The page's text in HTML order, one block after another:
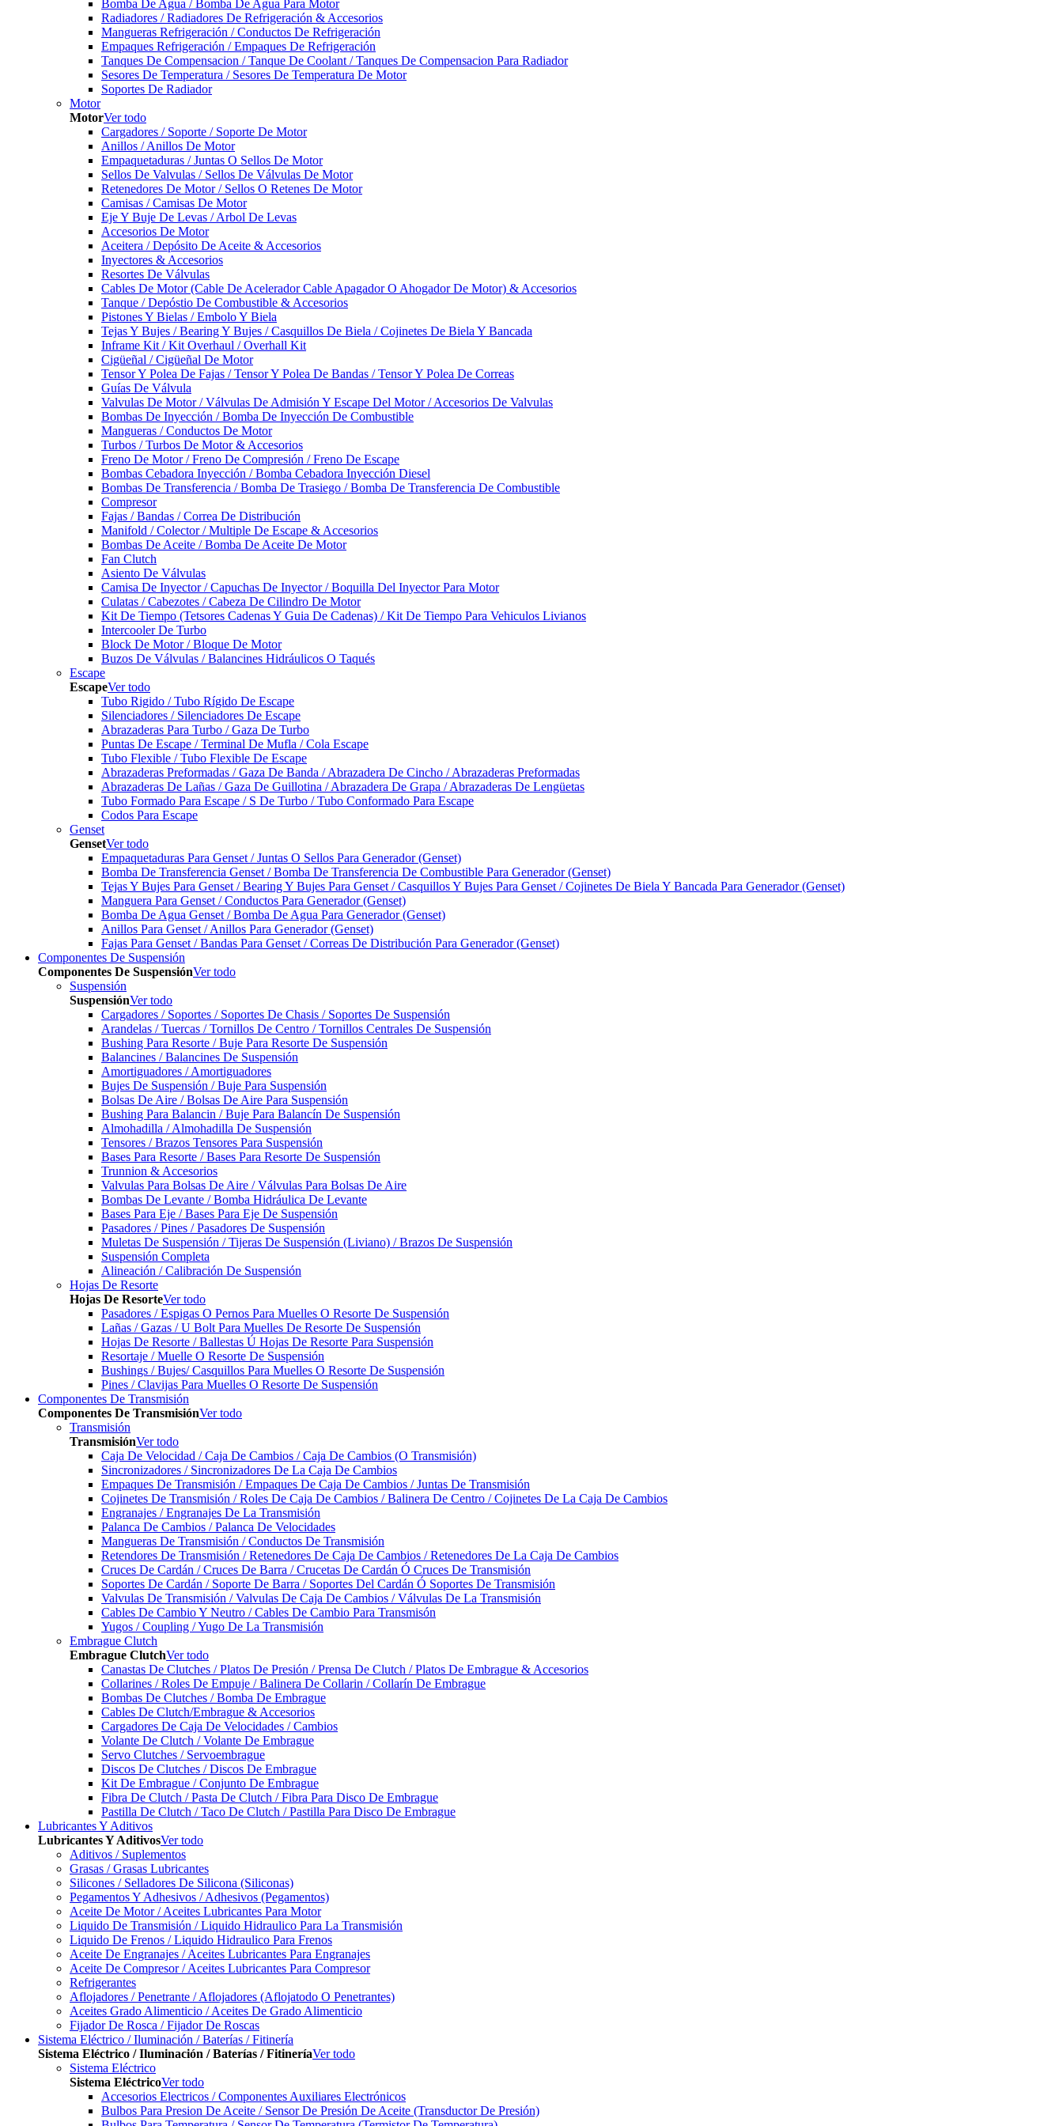
Bomba De Agua / Bomba De Agua Para Motor
Radiadores / Radiadores De Refrigeración & Accesorios
Mangueras Refrigeración / Conductos De Refrigeración
Empaques Refrigeración / Empaques De Refrigeración
Tanques De Compensacion / Tanque De Coolant / Tanques De Compensacion Para Radiador
Sesores De Temperatura / Sesores De Temperatura De Motor
Soportes De Radiador
Motor
MotorVer todo
Cargadores / Soporte / Soporte De Motor
Anillos / Anillos De Motor
Empaquetaduras / Juntas O Sellos De Motor
Sellos De Valvulas / Sellos De Válvulas De Motor
Retenedores De Motor / Sellos O Retenes De Motor
Camisas / Camisas De Motor
Eje Y Buje De Levas / Arbol De Levas
Accesorios De Motor
Aceitera / Depósito De Aceite & Accesorios
Inyectores & Accesorios
Resortes De Válvulas
Cables De Motor (Cable De Acelerador Cable Apagador O Ahogador De Motor) & Accesorios
Tanque / Depóstio De Combustible & Accesorios
Pistones Y Bielas / Embolo Y Biela
Tejas Y Bujes / Bearing Y Bujes / Casquillos De Biela / Cojinetes De Biela Y Bancada
Inframe Kit / Kit Overhaul / Overhall Kit
Cigüeñal / Cigüeñal De Motor
Tensor Y Polea De Fajas / Tensor Y Polea De Bandas / Tensor Y Polea De Correas
Guías De Válvula
Valvulas De Motor / Válvulas De Admisión Y Escape Del Motor / Accesorios De Valvulas
Bombas De Inyección / Bomba De Inyección De Combustible
Mangueras / Conductos De Motor
Turbos / Turbos De Motor & Accesorios
Freno De Motor / Freno De Compresión / Freno De Escape
Bombas Cebadora Inyección / Bomba Cebadora Inyección Diesel
Bombas De Transferencia / Bomba De Trasiego / Bomba De Transferencia De Combustible
Compresor
Fajas / Bandas / Correa De Distribución
Manifold / Colector / Multiple De Escape & Accesorios
Bombas De Aceite / Bomba De Aceite De Motor
Fan Clutch
Asiento De Válvulas
Camisa De Inyector / Capuchas De Inyector / Boquilla Del Inyector Para Motor
Culatas / Cabezotes / Cabeza De Cilindro De Motor
Kit De Tiempo (Tetsores Cadenas Y Guia De Cadenas) / Kit De Tiempo Para Vehiculos Livianos
Intercooler De Turbo
Block De Motor / Bloque De Motor
Buzos De Válvulas / Balancines Hidráulicos O Taqués
Escape
EscapeVer todo
Tubo Rigido / Tubo Rígido De Escape
Silenciadores / Silenciadores De Escape
Abrazaderas Para Turbo / Gaza De Turbo
Puntas De Escape / Terminal De Mufla / Cola Escape
Tubo Flexible / Tubo Flexible De Escape
Abrazaderas Preformadas / Gaza De Banda / Abrazadera De Cincho / Abrazaderas Preformadas
Abrazaderas De Lañas / Gaza De Guillotina / Abrazadera De Grapa / Abrazaderas De Lengüetas
Tubo Formado Para Escape / S De Turbo / Tubo Conformado Para Escape
Codos Para Escape
Genset
GensetVer todo
Empaquetaduras Para Genset / Juntas O Sellos Para Generador (Genset)
Bomba De Transferencia Genset / Bomba De Transferencia De Combustible Para Generador (Genset)
Tejas Y Bujes Para Genset / Bearing Y Bujes Para Genset / Casquillos Y Bujes Para Genset / Cojinetes De Biela Y Bancada Para Generador (Genset)
Manguera Para Genset / Conductos Para Generador (Genset)
Bomba De Agua Genset / Bomba De Agua Para Generador (Genset)
Anillos Para Genset / Anillos Para Generador (Genset)
Fajas Para Genset / Bandas Para Genset / Correas De Distribución Para Generador (Genset)
Componentes De Suspensión
Componentes De SuspensiónVer todo
Suspensión
SuspensiónVer todo
Cargadores / Soportes / Soportes De Chasis / Soportes De Suspensión
Arandelas / Tuercas / Tornillos De Centro / Tornillos Centrales De Suspensión
Bushing Para Resorte / Buje Para Resorte De Suspensión
Balancines / Balancines De Suspensión
Amortiguadores / Amortiguadores
Bujes De Suspensión / Buje Para Suspensión
Bolsas De Aire / Bolsas De Aire Para Suspensión
Bushing Para Balancin / Buje Para Balancín De Suspensión
Almohadilla / Almohadilla De Suspensión
Tensores / Brazos Tensores Para Suspensión
Bases Para Resorte / Bases Para Resorte De Suspensión
Trunnion & Accesorios
Valvulas Para Bolsas De Aire / Válvulas Para Bolsas De Aire
Bombas De Levante / Bomba Hidráulica De Levante
Bases Para Eje / Bases Para Eje De Suspensión
Pasadores / Pines / Pasadores De Suspensión
Muletas De Suspensión / Tijeras De Suspensión (Liviano) / Brazos De Suspensión
Suspensión Completa
Alineación / Calibración De Suspensión
Hojas De Resorte
Hojas De ResorteVer todo
Pasadores / Espigas O Pernos Para Muelles O Resorte De Suspensión
Lañas / Gazas / U Bolt Para Muelles De Resorte De Suspensión
Hojas De Resorte / Ballestas Ú Hojas De Resorte Para Suspensión
Resortaje / Muelle O Resorte De Suspensión
Bushings / Bujes/ Casquillos Para Muelles O Resorte De Suspensión
Pines / Clavijas Para Muelles O Resorte De Suspensión
Componentes De Transmisión
Componentes De TransmisiónVer todo
Transmisión
TransmisiónVer todo
Caja De Velocidad / Caja De Cambios / Caja De Cambios (O Transmisión)
Sincronizadores / Sincronizadores De La Caja De Cambios
Empaques De Transmisión / Empaques De Caja De Cambios / Juntas De Transmisión
Cojinetes De Transmisión / Roles De Caja De Cambios / Balinera De Centro / Cojinetes De La Caja De Cambios
Engranajes / Engranajes De La Transmisión
Palanca De Cambios / Palanca De Velocidades
Mangueras De Transmisión / Conductos De Transmisión
Retendores De Transmisión / Retenedores De Caja De Cambios / Retenedores De La Caja De Cambios
Cruces De Cardán / Cruces De Barra / Crucetas De Cardán Ó Cruces De Transmisión
Soportes De Cardán / Soporte De Barra / Soportes Del Cardán Ó Soportes De Transmisión
Valvulas De Transmisión / Valvulas De Caja De Cambios / Válvulas De La Transmisión
Cables De Cambio Y Neutro / Cables De Cambio Para Transmisón
Yugos / Coupling / Yugo De La Transmisión
Embrague Clutch
Embrague ClutchVer todo
Canastas De Clutches / Platos De Presión / Prensa De Clutch / Platos De Embrague & Accesorios
Collarines / Roles De Empuje / Balinera De Collarin / Collarín De Embrague
Bombas De Clutches / Bomba De Embrague
Cables De Clutch/Embrague & Accesorios
Cargadores De Caja De Velocidades / Cambios
Volante De Clutch / Volante De Embrague
Servo Clutches / Servoembrague
Discos De Clutches / Discos De Embrague
Kit De Embrague / Conjunto De Embrague
Fibra De Clutch / Pasta De Clutch / Fibra Para Disco De Embrague
Pastilla De Clutch / Taco De Clutch / Pastilla Para Disco De Embrague
Lubricantes Y Aditivos
Lubricantes Y AditivosVer todo
Aditivos / Suplementos
Grasas / Grasas Lubricantes
Silicones / Selladores De Silicona (Siliconas)
Pegamentos Y Adhesivos / Adhesivos (Pegamentos)
Aceite De Motor / Aceites Lubricantes Para Motor
Liquido De Transmisión / Liquido Hidraulico Para La Transmisión
Liquido De Frenos / Liquido Hidraulico Para Frenos
Aceite De Engranajes / Aceites Lubricantes Para Engranajes
Aceite De Compresor / Aceites Lubricantes Para Compresor
Refrigerantes
Aflojadores / Penetrante / Aflojadores (Aflojatodo O Penetrantes)
Aceites Grado Alimenticio / Aceites De Grado Alimenticio
Fijador De Rosca / Fijador De Roscas
Sistema Eléctrico / Iluminación / Baterías / Fitinería
Sistema Eléctrico / Iluminación / Baterías / FitineríaVer todo
Sistema Eléctrico
Sistema EléctricoVer todo
Accesorios Electricos / Componentes Auxiliares Electrónicos
Bulbos Para Presion De Aceite / Sensor De Presión De Aceite (Transductor De Presión)